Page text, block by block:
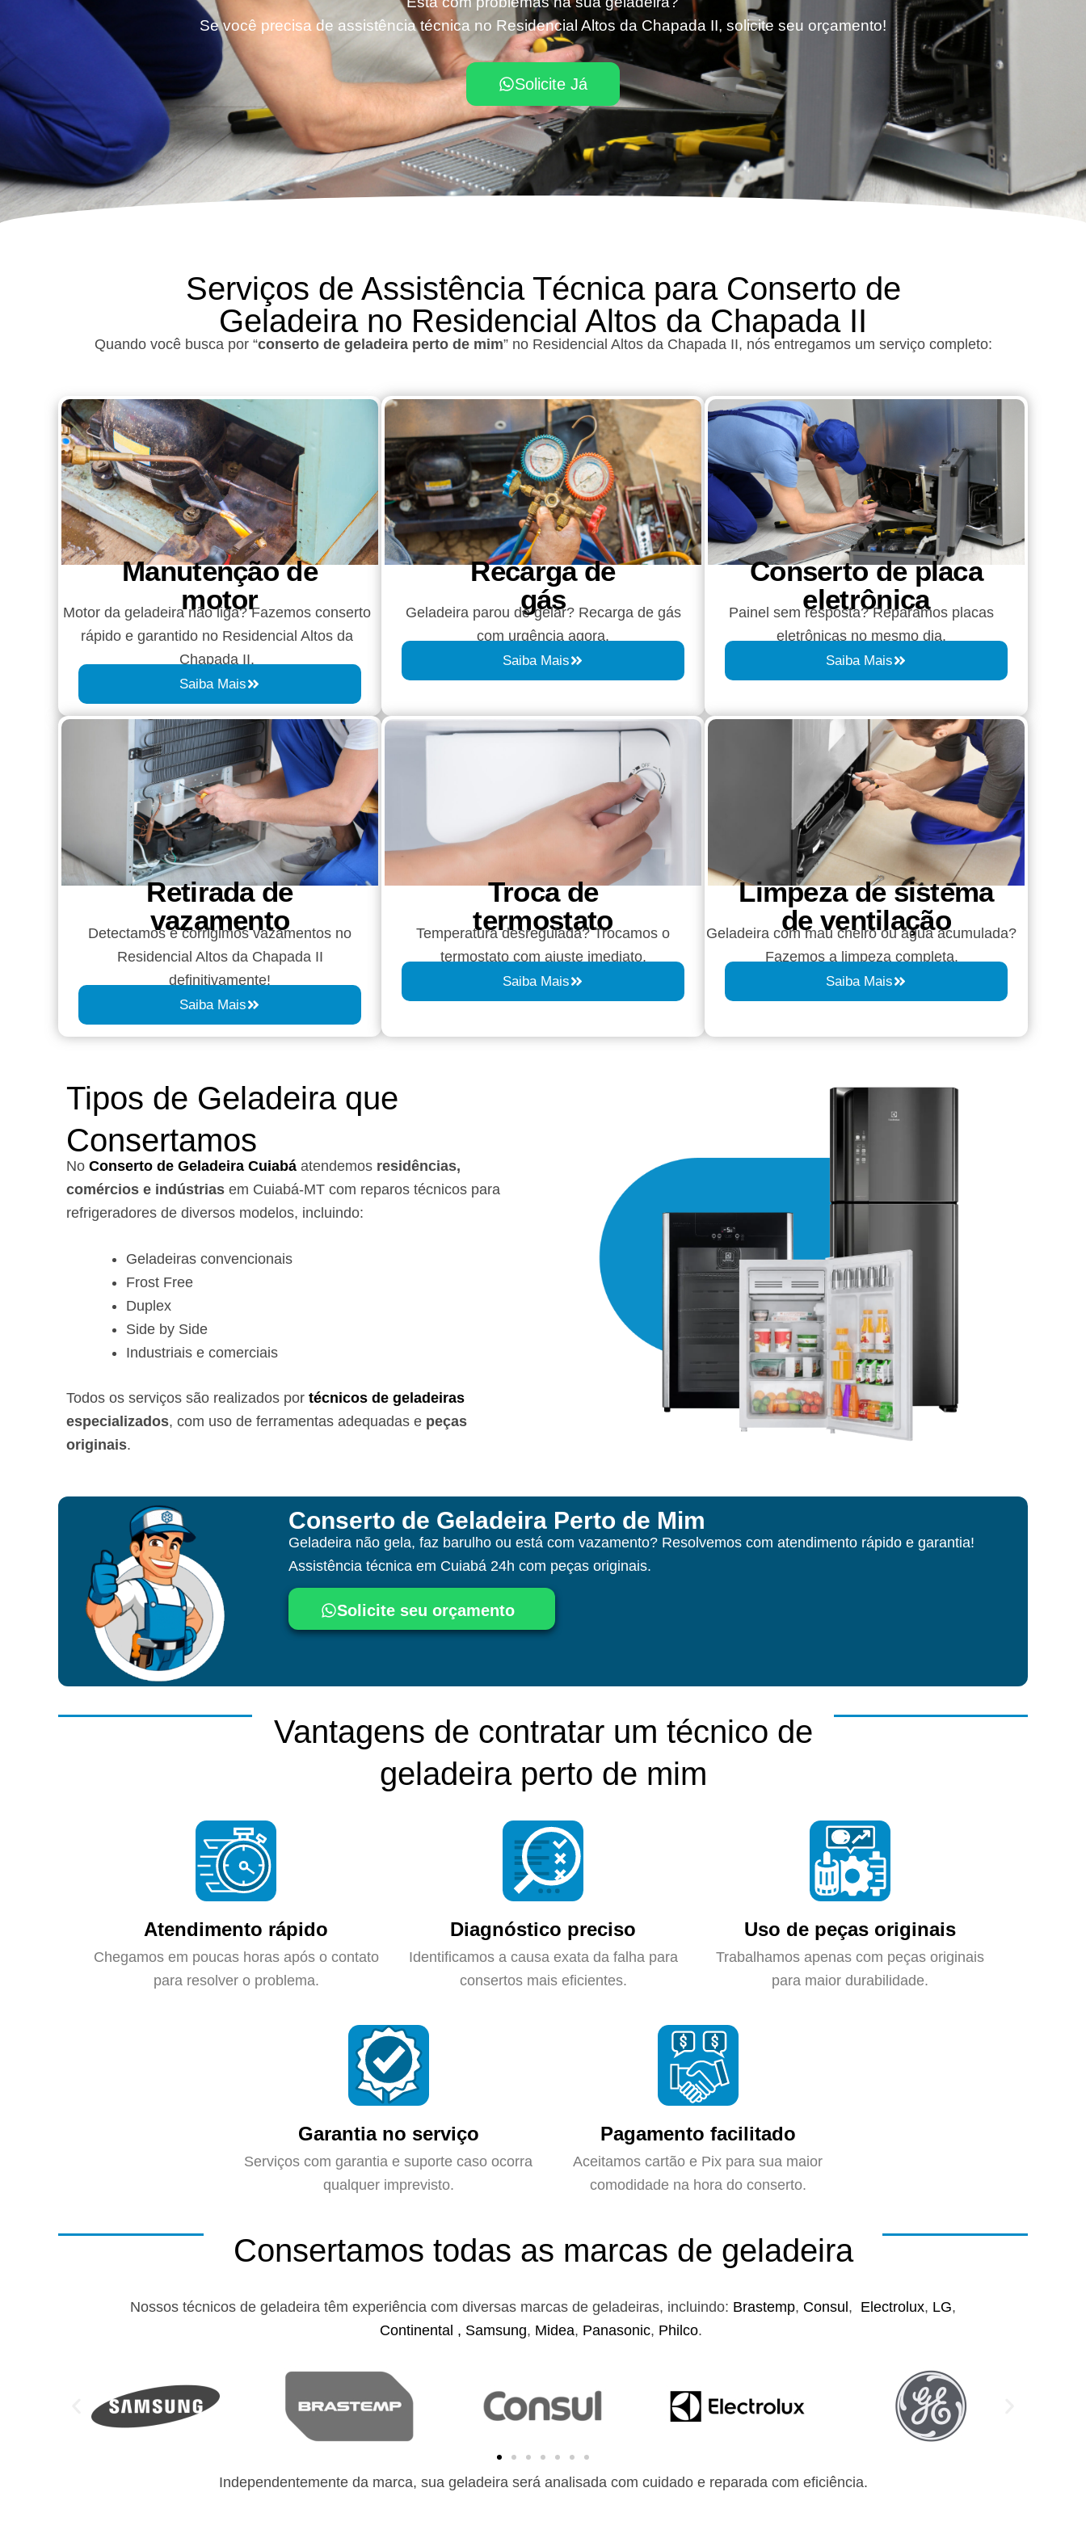
Se você precisa de assistência técnica no Residencial Altos da Chapada II, solicite seu orçamento!
Solicite Já
Serviços de Assistência Técnica para Conserto de
Geladeira no Residencial Altos da Chapada II
Quando você busca por “conserto de geladeira perto de mim” no Residencial Altos da Chapada II, nós entregamos um serviço completo:
Manutenção de
motor
Motor da geladeira não liga? Fazemos conserto
rápido e garantido no Residencial Altos da
Chapada II.
Saiba Mais
Recarga de
gás
Geladeira parou de gelar? Recarga de gás
com urgência agora.
Saiba Mais
Conserto de placa
eletrônica
Painel sem resposta? Reparamos placas
eletrônicas no mesmo dia.
Saiba Mais
Retirada de
vazamento​​
Detectamos e corrigimos vazamentos no
Residencial Altos da Chapada II
definitivamente!
Saiba Mais
Troca de
termostato
Temperatura desregulada? Trocamos o
termostato com ajuste imediato.
Saiba Mais
Limpeza de sistema
de ventilação
Geladeira com mau cheiro ou água acumulada?
Fazemos a limpeza completa.
Saiba Mais
Tipos de Geladeira que
Consertamos
No Conserto de Geladeira Cuiabá atendemos residências,
comércios e indústrias em Cuiabá-MT com reparos técnicos para
refrigeradores de diversos modelos, incluindo:
Geladeiras convencionais
Frost Free
Duplex
Side by Side
Industriais e comerciais
Todos os serviços são realizados por técnicos de geladeiras
especializados, com uso de ferramentas adequadas e peças
originais.
Conserto de Geladeira Perto de Mim
Geladeira não gela, faz barulho ou está com vazamento? Resolvemos com atendimento rápido e garantia!
Assistência técnica em Cuiabá 24h com peças originais.
Solicite seu orçamento
Vantagens de contratar um técnico de
geladeira perto de mim
Atendimento rápido
Chegamos em poucas horas após o contato
para resolver o problema.
Diagnóstico preciso
Identificamos a causa exata da falha para
consertos mais eficientes.
Uso de peças originais
Trabalhamos apenas com peças originais
para maior durabilidade.
Garantia no serviço
Serviços com garantia e suporte caso ocorra
qualquer imprevisto.
Pagamento facilitado
Aceitamos cartão e Pix para sua maior
comodidade na hora do conserto.
Consertamos todas as marcas de geladeira
Nossos técnicos de geladeira têm experiência com diversas marcas de geladeiras, incluindo: Brastemp, Consul , Electrolux, LG,
Continental , Samsung, Midea, Panasonic, Philco.
Independentemente da marca, sua geladeira será analisada com cuidado e reparada com eficiência.